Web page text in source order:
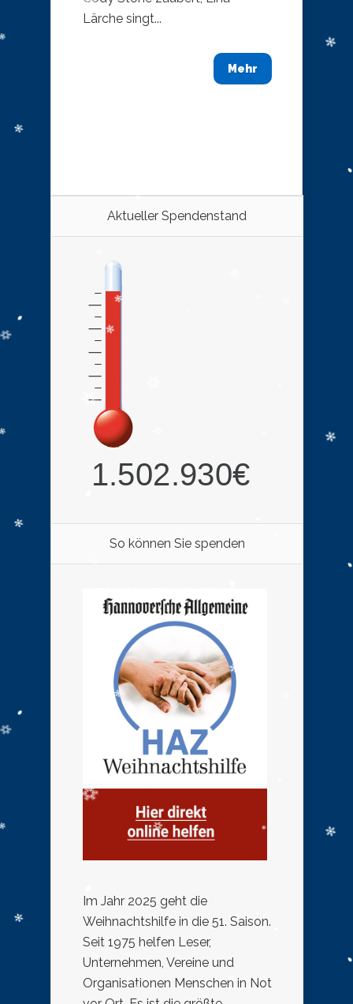
Lärche singt...
Mehr
Aktueller Spendenstand
So können Sie spenden
Im Jahr 2025 geht die
Weihnachtshilfe in die 51. Saison.
Seit 1975 helfen Leser,
Unternehmen, Vereine und
Organisationen Menschen in Not